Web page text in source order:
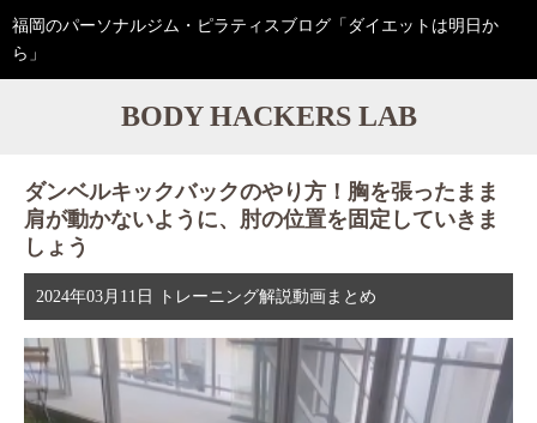
福岡のパーソナルジム・ピラティスブログ「ダイエットは明日か
ら」
BODY HACKERS LAB
ダンベルキックバックのやり方！胸を張ったまま
肩が動かないように、肘の位置を固定していきま
しょう
2024年03月11日 トレーニング解説動画まとめ
動
画
プ